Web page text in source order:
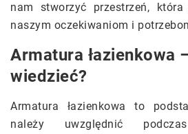
nam stworzyć przestrzeń, która
naszym oczekiwaniom i
Armatura łazienkowa
wiedzieć?
Armatura łazienkowa to
należy uwzględnić